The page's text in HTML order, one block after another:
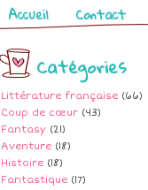
Pages
Accueil Contact
Catégories
Littérature française (66)
Coup de cœur (43)
Fantasy (21)
Aventure (18)
Histoire (18)
Fantastique (17)